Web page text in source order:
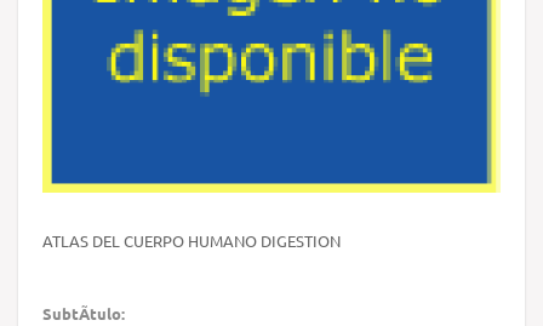
ATLAS DEL CUERPO HUMANO DIGESTION
SubtÃ­tulo: